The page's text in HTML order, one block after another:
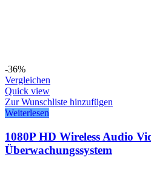
-36%
Vergleichen
Quick view
Zur Wunschliste hinzufügen
Weiterlesen
1080P HD Wireless Audio
Überwachungssystem